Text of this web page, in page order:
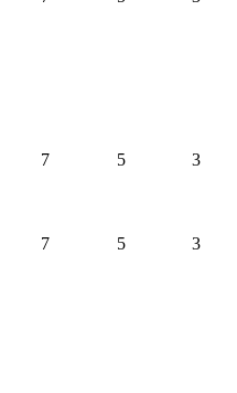
7 5 3
7 5 3